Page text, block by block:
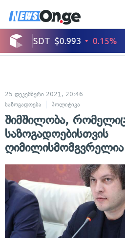
25 დეკემბერი 2021, 20:46
საზოგადოება
პოლიტიკა
შიმშილობა,
საზოგადოებისთვის